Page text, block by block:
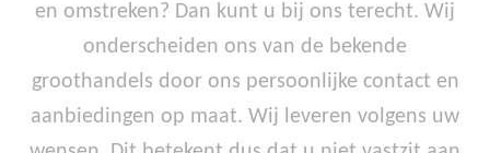
en omstreken? Dan kunt u bij ons terecht. Wij
onderscheiden ons van de bekende
groothandels door ons persoonlijke contact en
aanbiedingen op maat. Wij leveren volgens uw